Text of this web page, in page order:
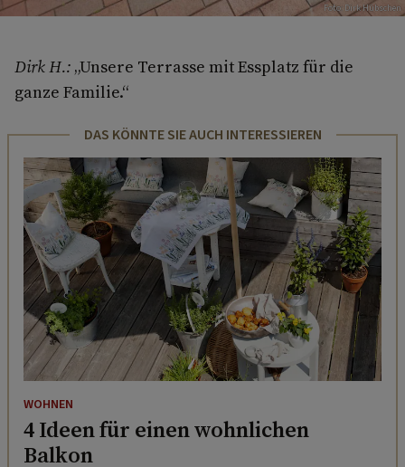
Foto: Dirk Hübschen
Dirk H.: „Unsere Terrasse mit Essplatz für die
ganze Familie.“
DAS KÖNNTE SIE AUCH INTERESSIEREN
WOHNEN
4 Ideen für einen wohnlichen
Balkon